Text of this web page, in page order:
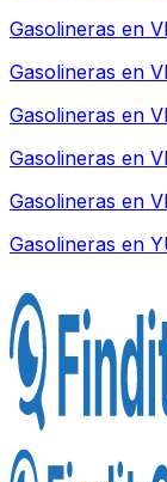
Gasolineras en
Gasolineras en
Gasolineras en
Gasolineras en
Gasolineras en
Gasolineras en